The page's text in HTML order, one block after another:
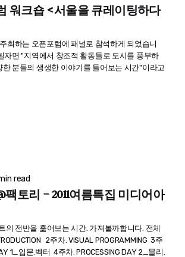
워크숍 <서울을 큐레이팅하다
최하는 오픈포럼에 패널로 참석하게 되었습니
자면 "지역에서 창조적 활동들로 도시를 풍부하
한 분들의 생생한 이야기를 들어보는 시간"이라고
read
토리 - 2011여름특집 미디어아
의 전반을 훑어보는 시간. 가져볼까합니다. 전체
2주차. VISUAL PROGRAMMING 3주
1_입문.벡터 4주차. PROCESSING DAY 2_물리.